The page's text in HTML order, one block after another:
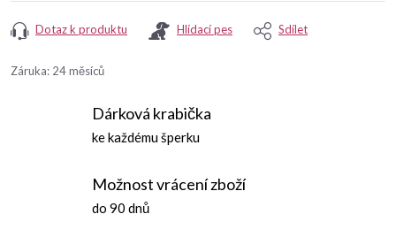
Dotaz k produktu Hlídací pes Sdílet
Záruka: 24 měsíců
Dárková krabička
ke každému šperku
Možnost vrácení zboží
do 90 dnů